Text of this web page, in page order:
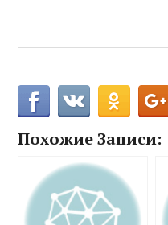
Похожие Записи: